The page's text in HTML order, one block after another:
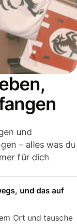
und
– alles was du
für dich
und das auf
Ort und tausche